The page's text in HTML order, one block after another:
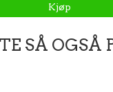
Kjøp
SÅ OGSÅ